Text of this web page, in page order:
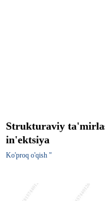
Strukturaviy
in'ektsiya
Ko'proq o'qish "